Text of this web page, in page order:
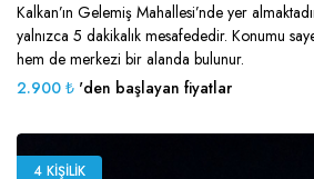
Kalkan’ın Gelemiş Mahallesi’nde yer
yalnızca 5 dakikalık mesafededir. Konumu
hem de merkezi bir alanda bulunur.
2.900 ₺ 'den başlayan fiyatlar
4 KIŞILIK